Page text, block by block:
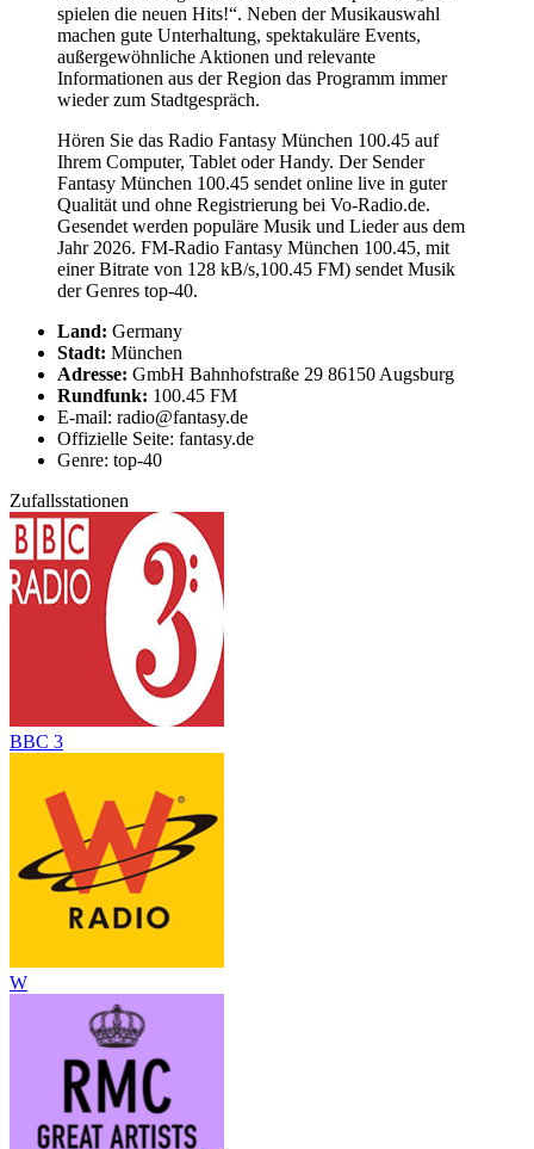
spielen die neuen Hits!“. Neben der Musikauswahl
machen gute Unterhaltung, spektakuläre Events,
außergewöhnliche Aktionen und relevante
Informationen aus der Region das Programm immer
wieder zum Stadtgespräch.
Hören Sie das Radio Fantasy München 100.45 auf
Ihrem Computer, Tablet oder Handy. Der Sender
Fantasy München 100.45 sendet online live in guter
Qualität und ohne Registrierung bei Vo-Radio.de.
Gesendet werden populäre Musik und Lieder aus dem
Jahr 2026. FM-Radio Fantasy München 100.45, mit
einer Bitrate von 128 kB/s,100.45 FM) sendet Musik
der Genres top-40.
Land: Germany
Stadt: München
Adresse: GmbH Bahnhofstraße 29 86150 Augsburg
Rundfunk: 100.45 FM
E-mail: radio@fantasy.de
Offizielle Seite: fantasy.de
Genre: top-40
Zufallsstationen
BBC 3
W